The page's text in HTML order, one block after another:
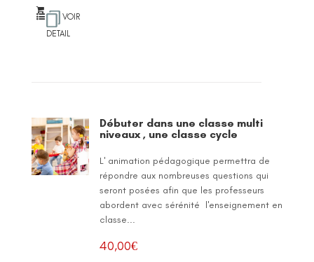
VOIR
DETAIL
Débuter dans une classe multi
niveaux , une classe cycle
L' animation pédagogique permettra de
répondre aux nombreuses questions qui
seront posées afin que les professeurs
abordent avec sérénité l'enseignement en
classe...
40,00€